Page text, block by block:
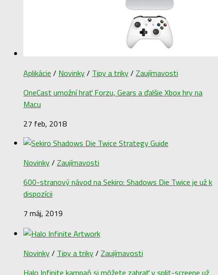
Aplikácie / Novinky/ Tipy a triky/ Zaujímavosti
OneCast umožní hrať Forzu, Gears a ďalšie Xbox hry na
Macu
27 feb, 2018
Novinky/ Zaujímavosti
600-stranový návod na Sekiro: Shadows Die Twice je už k
dispozícii
7 máj, 2019
Novinky/ Tipy a triky/ Zaujímavosti